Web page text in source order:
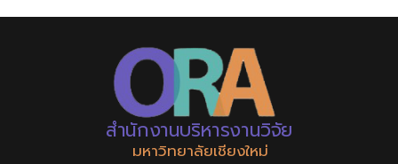
สำนักงานบริหารงานวิจัย
มหาวิทยาลัยเชียงใหม่